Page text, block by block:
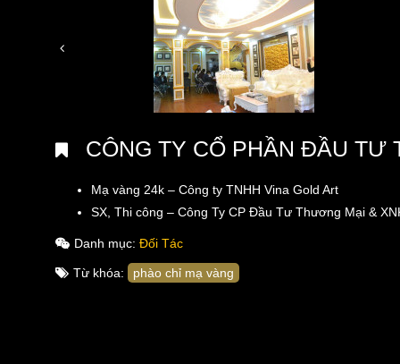
CÔNG TY CỔ PHẦN ĐẦU TƯ
Mạ vàng 24k – Công ty TNHH Vina Gold Art
SX, Thi công – Công Ty CP Đầu Tư Thương Mại &
Danh mục: Đối Tác
Từ khóa: phào chỉ mạ vàng